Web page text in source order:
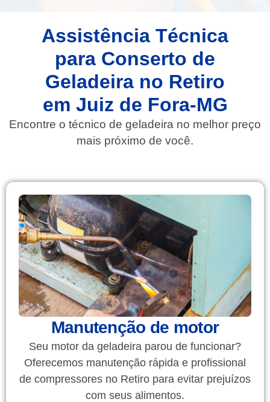
Assistência Técnica
para Conserto de
Geladeira no Retiro
em Juiz de Fora-MG
Encontre o técnico de geladeira no melhor preço
mais próximo de você.
Manutenção de motor
Seu motor da geladeira parou de funcionar?
Oferecemos manutenção rápida e profissional
de compressores no Retiro para evitar prejuízos
com seus alimentos.